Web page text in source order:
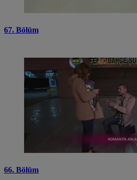
67. Bölüm
66. Bölüm